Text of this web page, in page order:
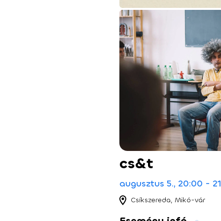
cs&t
augusztus 5., 20:00 -
Csíkszereda, Mikó-vár